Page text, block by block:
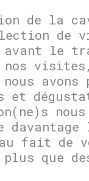
de la
de
avant le
et
fait de
que